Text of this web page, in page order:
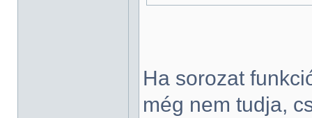
Ha sorozat
még nem tudja,